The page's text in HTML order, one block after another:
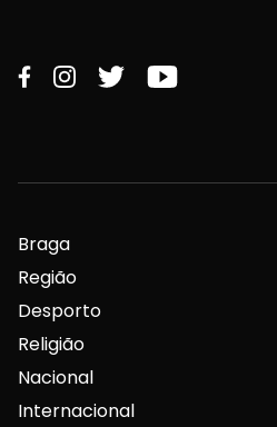
Braga
Região
Desporto
Religião
Nacional
Internacional